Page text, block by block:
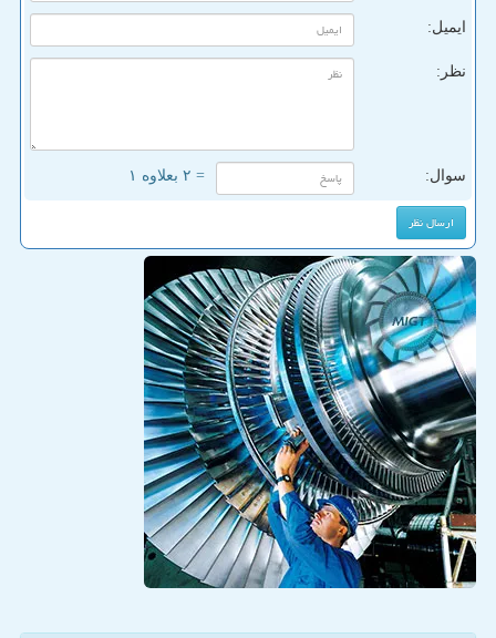
ایمیل:
نظر:
سوال: = ۲ بعلاوه ۱